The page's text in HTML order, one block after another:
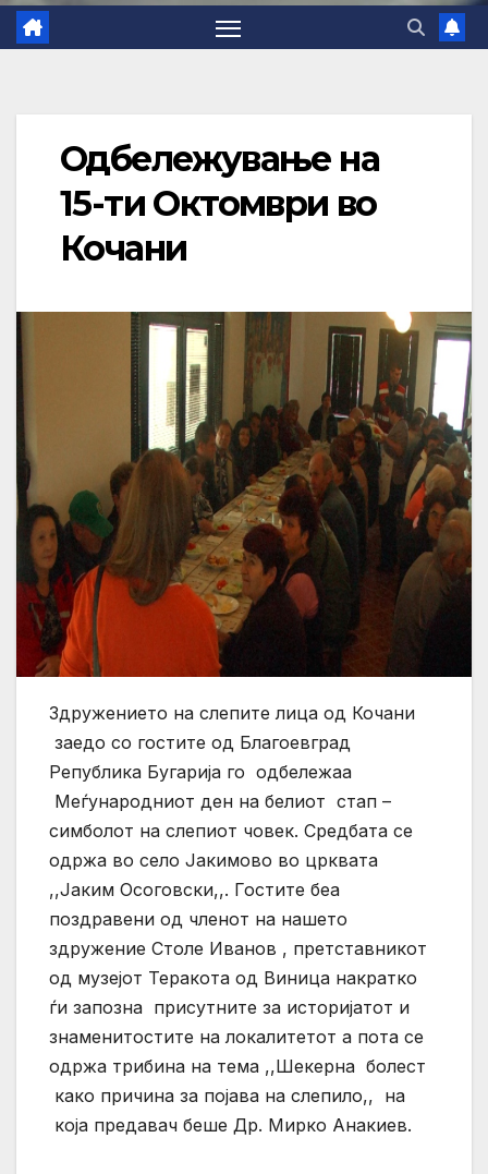
Одбележување на
15-ти Октомври во
Кочани
Здружението на слепите лица од Кочани
заедо со гостите од Благоевград
Република Бугарија го одбележаа
Меѓународниот ден на белиот стап –
симболот на слепиот човек. Средбата се
одржа во село Јакимово во црквата
,,Јаким Осоговски,,. Гостите беа
поздравени од членот на нашето
здружение Столе Иванов , претставникот
од музејот Теракота од Виница накратко
ѓи запозна присутните за историјатот и
знаменитостите на локалитетот а пота се
одржа трибина на тема ,,Шекерна болест
како причина за појава на слепило,, на
која предавач беше Др. Мирко Анакиев.